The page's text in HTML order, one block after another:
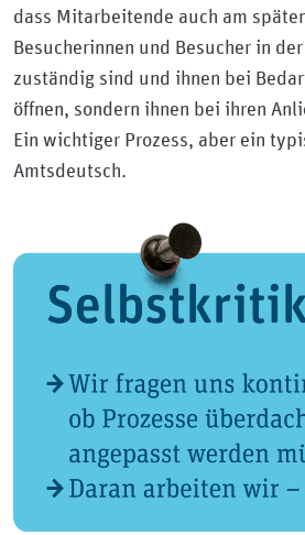
dass Mitarbeitende auch am
Besucherinnen und Besucher in
zuständig sind und ihnen bei
öffnen, sondern ihnen bei ihren
Ein wichtiger Prozess, aber ein
Amtsdeutsch.